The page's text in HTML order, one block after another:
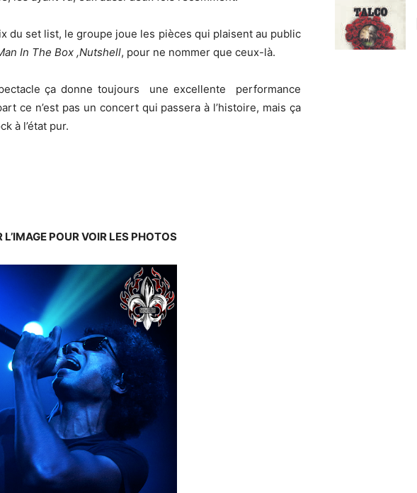
du set list, le groupe joue les pièces qui plaisent au public
In The Box ,Nutshell, pour ne nommer que ceux-là.
ça donne toujours une excellente performance
ce n’est pas un concert qui passera à l’histoire, mais ça
à l’état pur.
L’IMAGE POUR VOIR LES PHOTOS